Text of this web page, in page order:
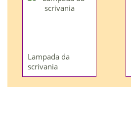
Lampada da
scrivania